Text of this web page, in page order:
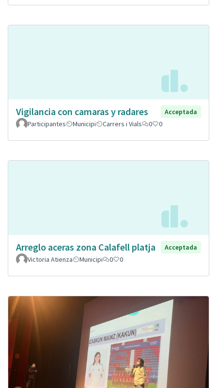
Vigilancia con camaras y radares
Acceptada
Participantes
Municipi Carrers i Vials 0 0
Arreglo aceras zona Calafell platja
Acceptada
Victoria Atienza
Municipi 0 0